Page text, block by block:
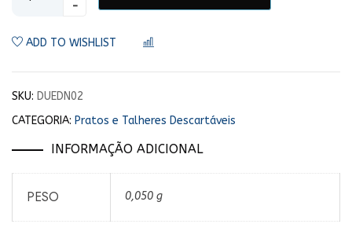
ADD TO WISHLIST
SKU: DUEDN02
CATEGORIA: Pratos e Talheres Descartáveis
INFORMAÇÃO ADICIONAL
PESO 0,050 g